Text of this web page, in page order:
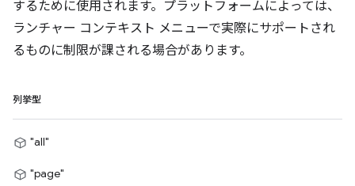
するために使用されます。プラットフォームによっては、
ランチャー コンテキスト メニューで実際にサポートされ
るものに制限が課される場合があります。
列挙型
"all"
"page"